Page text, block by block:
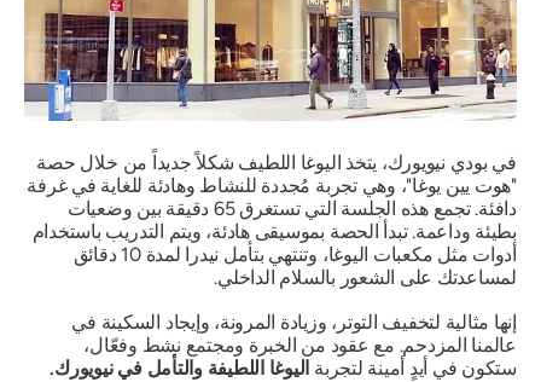
في بودي نيويورك، يتخذ اليوغا اللطيف شكلاً جديداً من خلال حصة
"هوت يين يوغا"، وهي تجربة مُجددة للنشاط وهادئة للغاية في غرفة
دافئة. تجمع هذه الجلسة التي تستغرق 65 دقيقة بين وضعيات
بطيئة وداعمة. تبدأ الحصة بموسيقى هادئة، ويتم التدريب باستخدام
أدوات مثل مكعبات اليوغا، وتنتهي بتأمل نيدرا لمدة 10 دقائق
لمساعدتك على الشعور بالسلام الداخلي.
إنها مثالية لتخفيف التوتر، وزيادة المرونة، وإيجاد السكينة في
عالمنا المزدحم. مع عقود من الخبرة ومجتمع نشط وفعّال،
ستكون في أيدٍ أمينة لتجربةاليوغا اللطيفة والتأمل في نيويورك.